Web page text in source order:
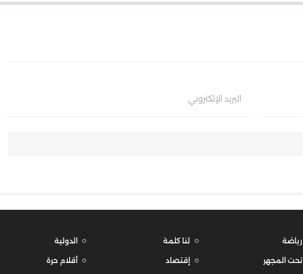
البريد الإلكتروني
رياضة لنا كلمة الدولية
تحت المجهر إقتصاد أقلام حرة